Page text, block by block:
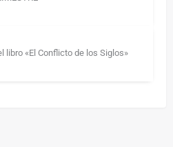
libro «El Conflicto de los Siglos»